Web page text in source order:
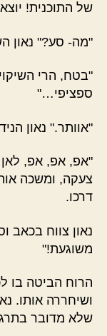
של התוכנית!
"מה- סע?" נאון
"בטח, הרי
ספציפי…"
"אוותר." נאון
"אפ, אפ, אפ,
צעקה, ומשכה
דרכו.
נאון צווח בכאב
משוגעת!"
הרוח הביטה בו
ושיחררה אותו.
שלא מדובר